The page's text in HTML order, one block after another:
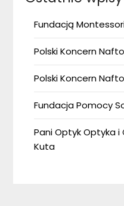
Fundacją
Polski Koncern
Polski Koncern
Fundacja Pomocy
Pani Optyk Optyka
Kuta